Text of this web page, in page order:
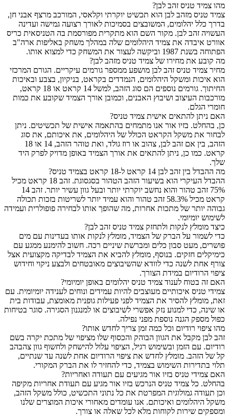
מהו צמיד טניס זהב לבן?
צמיד טניס מזהב לבן הוא תכשיט יוקרתי וקלאסי, המורכב מרצף אבני חן,
בדרך כלל יהלומים, המשובצים בסמיכות לאורך רצועה גמישה ועדינה
העשויה זהב לבן. מקור השם הוא מתקרית מפורסמת בה הטניסאית כריס
אוורט איבדה את צמיד היהלומים שלה במהלך משחק באליפות ארה"ב
הפתוחה בשנת 1987 וביקשה לעצור את המשחק כדי למצוא אותו.
מה קובע את מחירו של צמיד טניס מזהב לבן?
מחיר צמיד טניס זהב לבן מושפע ממספר גורמים עיקריים. הגורם המרכזי
הוא איכות ומשקל היהלומים, הנמדדים בקראט, בניקיון, בצבע ובאיכות
החיתוך. גורמים נוספים הם סוג הזהב, למשל 14 קראט או 18 קראט,
מורכבות העיצוב ושיבוץ האבנים, וכמובן אורך הצמיד שקובע את כמות
חומרי הגלם.
האם ניתן להתאים אישית צמיד טניס?
כן, בהחלט. בזיו אור אנו מתמחים בהתאמה אישית של תכשיטים. ניתן
לבחור את משקל הקראט הכולל של היהלומים, את איכותם, את סוג
הזהב, בין אם זהב לבן, צהוב או רוז גולד, ואת טוהר הזהב, 14 או 18
קראט. כמו כן, ניתן להתאים את אורך הצמיד באופן מדויק לפרק היד
שלך.
מה ההבדל בין זהב לבן 14 קראט ל-18 קראט בצמיד טניס?
ההבדל העיקרי הוא בשיעור הזהב הטהור בסגסוגת. זהב 18 קראט מכיל
75% זהב טהור והוא נחשב יוקרתי יותר ובעל גוון עשיר יותר. זהב 14
קראט מכיל 58.3% זהב טהור והוא עמיד יותר לשריטות בזכות תכולה
גבוהה יותר של מתכות אחרות, מה שהופך אותו לבחירה פופולרית ועמידה
לשימוש יומיומי.
כיצד מומלץ לנקות ולתחזק צמיד טניס זהב לבן?
כדי לשמור על הברק של הצמיד, מומלץ לנקות אותו בעדינות עם מים
פושרים, מעט סבון כלים ומברשת שיניים רכה. חשוב להימנע ממגע עם
כימיקלים חזקים. בנוסף, מומלץ להביא את הצמיד לבדיקה מקצועית אצל
צורף אחת לשנה כדי לוודא שהשיבוצים מאובטחים ולבצע ניקוי וחידוש
ציפוי הרודיום במידת הצורך.
האם זה בטוח לענוד צמיד טניס יהלומים באופן יומיומי?
צמידי טניס איכותיים מעוצבים להיות עמידים ונוחים לענידה יומיומית. עם
זאת, מומלץ להסיר את הצמיד לפני פעילות גופנית מאומצת, עבודות בית
או שינה, כדי למנוע נזק אפשרי לשיבוצים או למנגנון הסגירה. סוגר בטיחות
כפול מספק הגנה נוספת מפני נפילה.
מהו ציפוי רודיום וכל כמה זמן צריך לחדש אותו?
זהב לבן מקבל את הגוון הבוהק והכסוף שלו מציפוי של מתכת יקרה בשם
רודיום. עם הזמן ובשימוש רגיל, הציפוי עלול להישחק ולחשוף גוון צהבהב
קל של הזהב. מומלץ לחדש את ציפוי הרודיום אחת לשנה עד שנתיים,
תלוי בתדירות השימוש בצמיד, כדי להחזיר לו את הברק המקורי.
האם צמידי טניס בזיו אור מגיעים עם תעודה ואחריות?
בהחלט. כל צמיד טניס הנרכש בזיו אור מגיע עם תעודת אחריות מקיפה
וכן תעודה גמולוגית המפרטת את כל נתוני התכשיט, כולל משקל הזהב,
משקל היהלומים ואיכותם. אנו עומדים מאחורי איכות המוצרים שלנו
ומספקים שירות לקוחות מלא לכל שאלה או צורך.